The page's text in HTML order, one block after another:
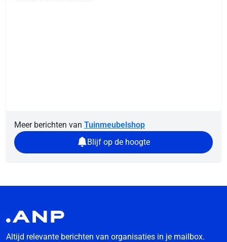
Meer berichten van Tuinmeubelshop
Blijf op de hoogte
Altijd relevante berichten van organisaties in je mailbox.